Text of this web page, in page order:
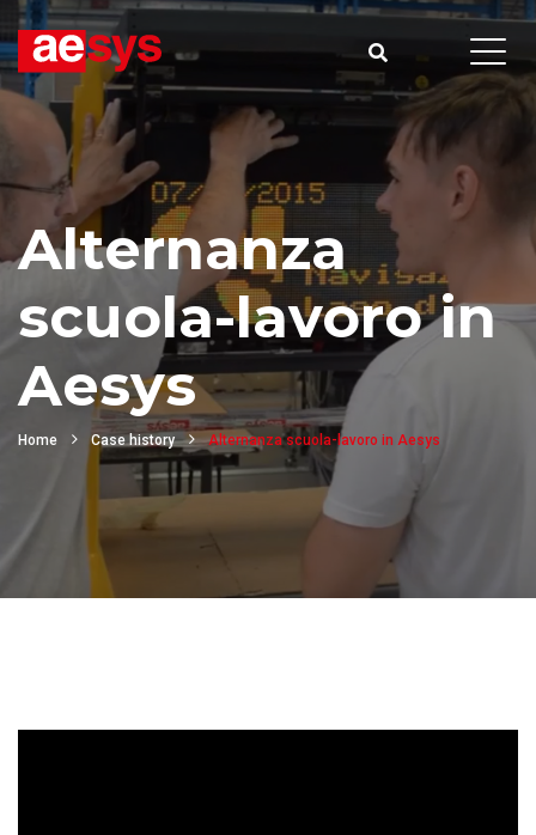
Alternanza
scuola-lavoro in
Aesys
Home Case history Alternanza scuola-lavoro in Aesys